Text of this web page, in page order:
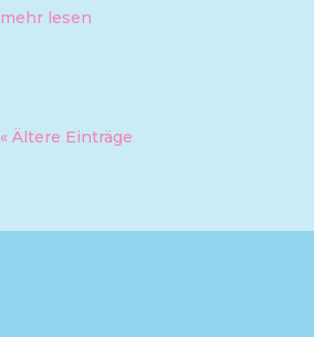
mehr lesen
« Ältere Einträge